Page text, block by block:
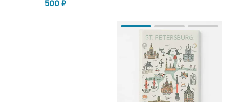
500 ₽